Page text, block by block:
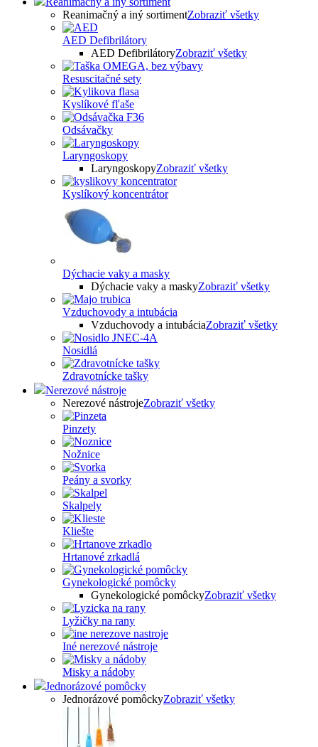
Reanimačný a iný sortimentZobraziť všetky
AED Defibrilátory
AED DefibrilátoryZobraziť všetky
Resuscitačné sety
Kyslíkové fľaše
Odsávačky
Laryngoskopy
LaryngoskopyZobraziť všetky
Kyslíkový koncentrátor
Dýchacie vaky a masky
Dýchacie vaky a maskyZobraziť všetky
Vzduchovody a intubácia
Vzduchovody a intubáciaZobraziť všetky
Nosidlá
Zdravotnícke tašky
Nerezové nástroje
Nerezové nástrojeZobraziť všetky
Pinzety
Nožnice
Peány a svorky
Skalpely
Kliešte
Hrtanové zrkadlá
Gynekologické pomôcky
Gynekologické pomôckyZobraziť všetky
Lyžičky na rany
Iné nerezové nástroje
Misky a nádoby
Jednorázové pomôcky
Jednorázové pomôckyZobraziť všetky